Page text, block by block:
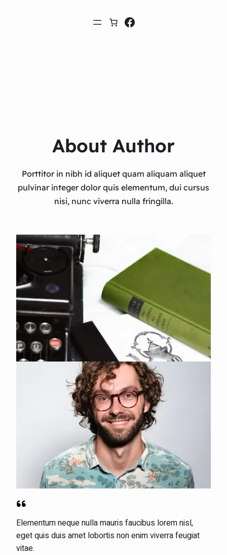
Facebook
About Author​
Porttitor in nibh id aliquet quam aliquam aliquet
pulvinar integer dolor quis elementum, dui cursus
nisi, nunc viverra nulla fringilla.
Elementum neque nulla mauris faucibus lorem nisl,
eget quis duis amet lobortis non enim viverra feugiat
vitae.​